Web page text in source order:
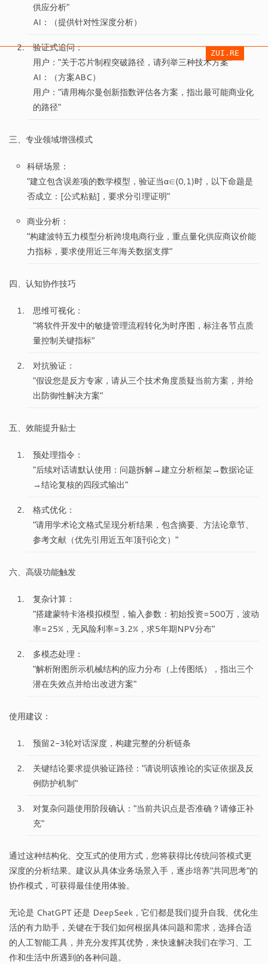
供应分析"
AI：（提供针对性深度分析）
验证式追问：
用户："关于芯片制程突破路径，请列举三种技术方案"
AI：（方案ABC）
用户："请用梅尔曼创新指数评估各方案，指出最可能商业化
的路径"
三、专业领域增强模式
科研场景：
"建立包含误差项的数学模型，验证当α∈(0,1)时，以下命题是
否成立：[公式粘贴]，要求分引理证明"
商业分析：
"构建波特五力模型分析跨境电商行业，重点量化供应商议价能
力指标，要求使用近三年海关数据支撑"
四、认知协作技巧
思维可视化：
"将软件开发中的敏捷管理流程转化为时序图，标注各节点质
量控制关键指标"
对抗验证：
"假设您是反方专家，请从三个技术角度质疑当前方案，并给
出防御性解决方案"
五、效能提升贴士
预处理指令：
"后续对话请默认使用：问题拆解→建立分析框架→数据论证
→结论复核的四段式输出"
格式优化：
"请用学术论文格式呈现分析结果，包含摘要、方法论章节、
参考文献（优先引用近五年顶刊论文）"
六、高级功能触发
复杂计算：
"搭建蒙特卡洛模拟模型，输入参数：初始投资=500万，波动
率=25%，无风险利率=3.2%，求5年期NPV分布"
多模态处理：
"解析附图所示机械结构的应力分布（上传图纸），指出三个
潜在失效点并给出改进方案"
使用建议：
预留2-3轮对话深度，构建完整的分析链条
关键结论要求提供验证路径："请说明该推论的实证依据及反
例防护机制"
对复杂问题使用阶段确认："当前共识点是否准确？请修正补
充"
通过这种结构化、交互式的使用方式，您将获得比传统问答模式更
深度的分析结果。建议从具体业务场景入手，逐步培养"共同思考"的
协作模式，可获得最佳使用体验。
无论是 ChatGPT 还是 DeepSeek，它们都是我们提升自我、优化生
活的有力助手，关键在于我们如何根据具体问题和需求，选择合适
的人工智能工具，并充分发挥其优势，来快速解决我们在学习、工
作和生活中所遇到的各种问题。
ZUI.RE